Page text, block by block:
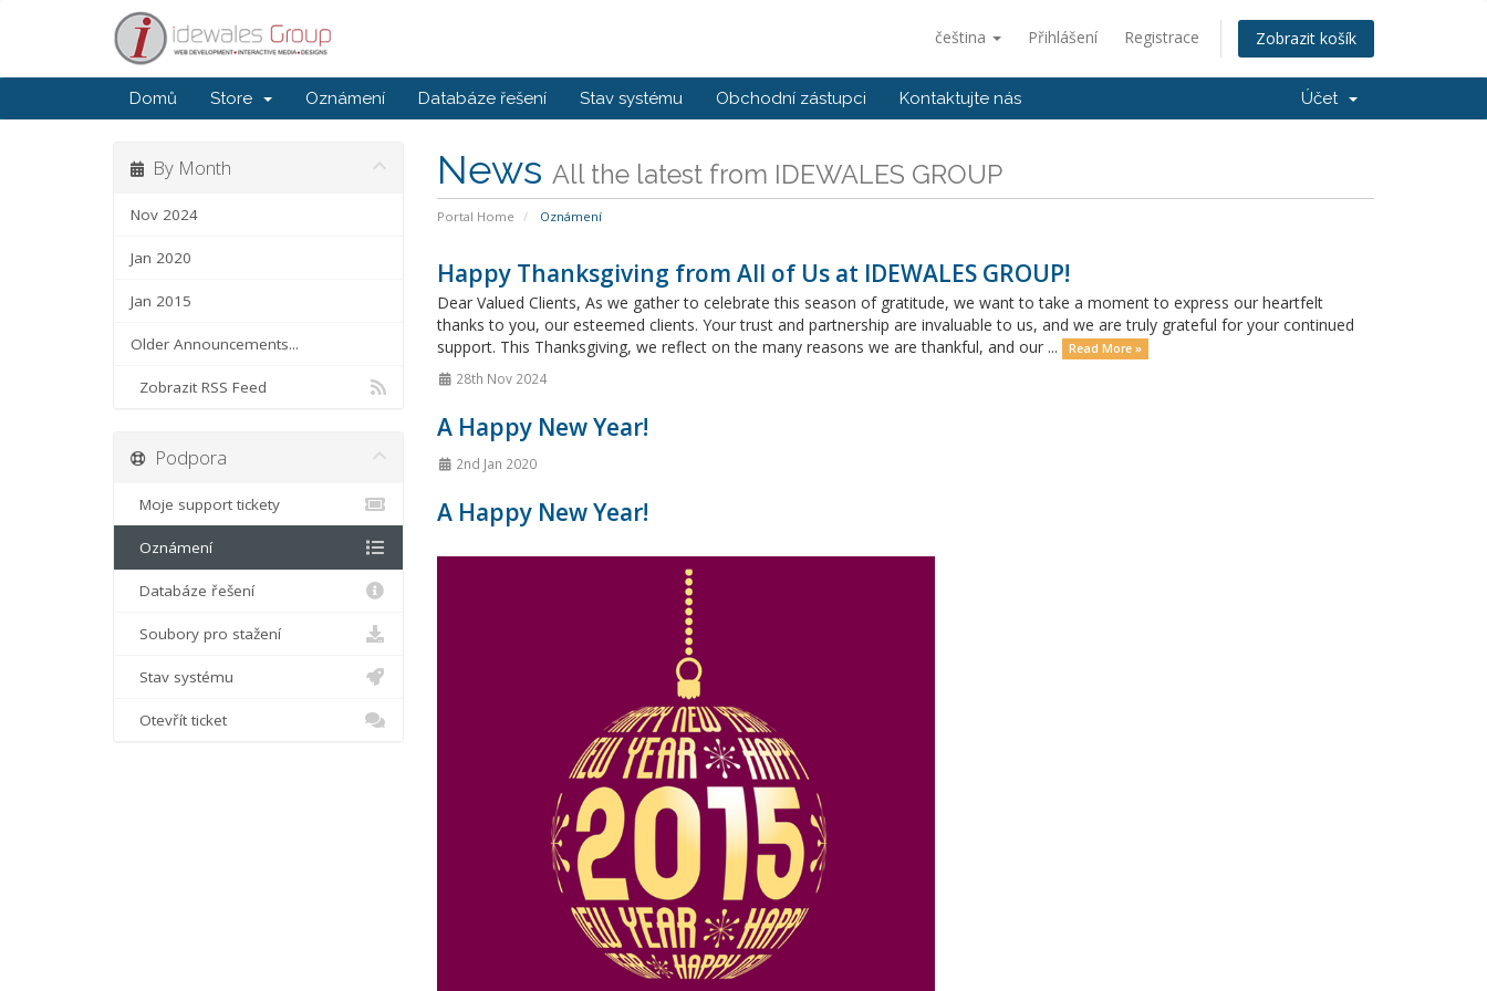
čeština Přihlášení Registrace Zobrazit košík
Domů Store Oznámení Databáze řešení Stav systému Obchodní zástupci Kontaktujte nás Účet
News All the latest from IDEWALES GROUP
Portal Home Oznámení
By Month
Nov 2024
Jan 2020
Jan 2015
Older Announcements...
Zobrazit RSS Feed
Happy Thanksgiving from All of Us at IDEWALES GROUP!
Dear Valued Clients, As we gather to celebrate this season of gratitude, we want to take a moment to express our heartfelt
thanks to you, our esteemed clients. Your trust and partnership are invaluable to us, and we are truly grateful for your continued
support. This Thanksgiving, we reflect on the many reasons we are thankful, and our ...
Read More »
28th Nov 2024
A Happy New Year!
2nd Jan 2020
A Happy New Year!
Podpora
Moje support tickety
Oznámení
Databáze řešení
Soubory pro stažení
Stav systému
Otevřít ticket